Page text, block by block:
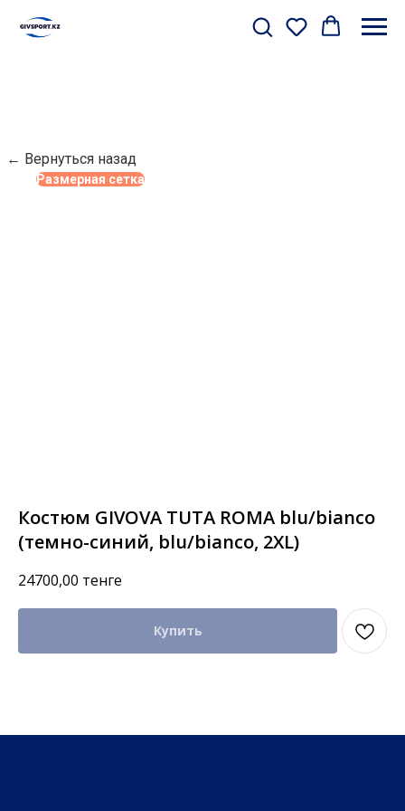
← Вернуться назад
Размерная сетка
Костюм GIVOVA TUTA ROMA blu/bianco
(темно-синий, blu/bianco, 2XL)
24700,00 тенге
Купить